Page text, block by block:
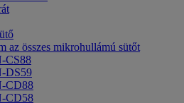
az összes mikrohullámú sütőt
CS88
DS59
CD88
CD58